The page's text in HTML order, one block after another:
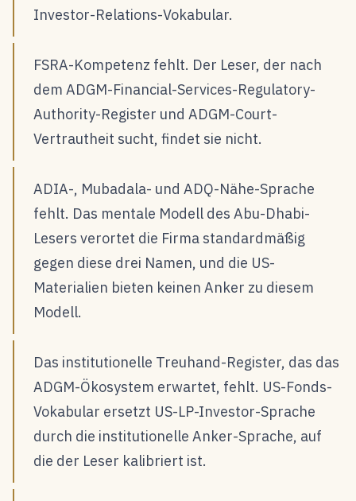
Investor-Relations-Vokabular.
FSRA-Kompetenz fehlt. Der Leser, der nach
dem ADGM-Financial-Services-Regulatory-
Authority-Register und ADGM-Court-
Vertrautheit sucht, findet sie nicht.
ADIA-, Mubadala- und ADQ-Nähe-Sprache
fehlt. Das mentale Modell des Abu-Dhabi-
Lesers verortet die Firma standardmäßig
gegen diese drei Namen, und die US-
Materialien bieten keinen Anker zu diesem
Modell.
Das institutionelle Treuhand-Register, das das
ADGM-Ökosystem erwartet, fehlt. US-Fonds-
Vokabular ersetzt US-LP-Investor-Sprache
durch die institutionelle Anker-Sprache, auf
die der Leser kalibriert ist.